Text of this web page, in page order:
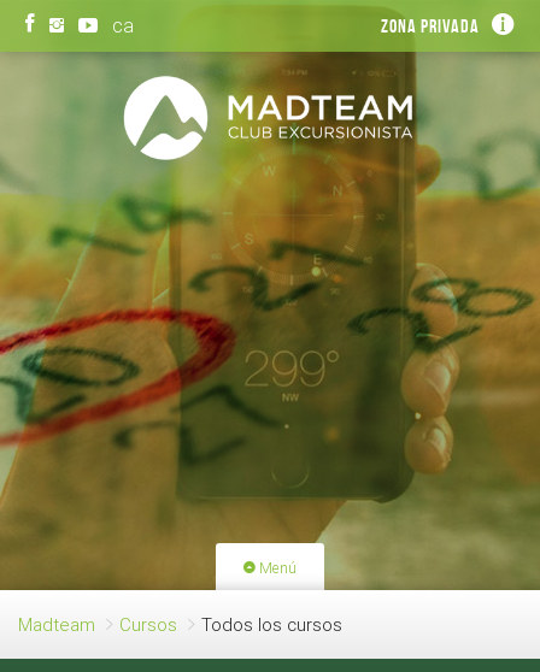
ca Zona privada
Menú
PORTADA
LICENCIAS RENOVACIÓN CUOTA
Madteam Cursos Todos los cursos